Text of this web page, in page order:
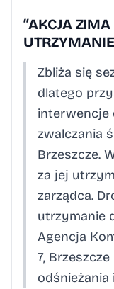
“AKCJA
Zbliża się
dlatego
interwencje
zwalczania
Brzeszcze.
za jej
zarządca.
utrzymanie
Agencja
7,